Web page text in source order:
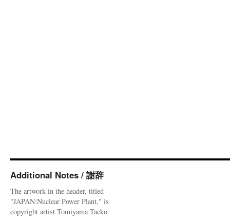
Additional Notes / 謝辞
The artwork in the header, titled
"JAPAN:Nuclear Power Plant," is
copyright artist Tomiyama Taeko.